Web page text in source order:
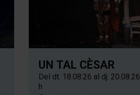
UN TAL CÈSAR
Del dt. 18.08.26 al dj. 20.08.26
h